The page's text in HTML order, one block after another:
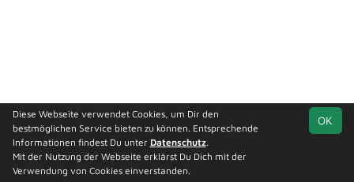
OK
Diese Webseite verwendet Cookies, um Dir den
bestmöglichen Service bieten zu können. Entsprechende
Informationen findest Du unter Datenschutz.
Mit der Nutzung der Webseite erklärst Du Dich mit der
Verwendung von Cookies einverstanden.